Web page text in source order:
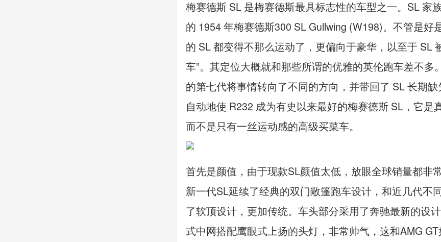
梅赛德斯 SL 是梅赛德斯最具标志性的车型之一。SL 家
的 1954 年梅赛德斯300 SL Gullwing (W198)。不管是好
的 SL 都变得不那么运动了，更偏向于豪华，以至于 SL
车”。其定位大概就和那些所谓的优雅的英伦跑车差不多
的第七代将事情转向了不同的方向，并带回了 SL 长期
自动地使 R232 成为有史以来最好的梅赛德斯 SL，它是
而不是只有一丝运动感的高级买菜车。
首先是颜值，由于现款SL颜值太低，放眼全球销量都非
新一代SL延续了经典的双门敞篷跑车设计，和近几代不
了软顶设计，更加传统。车头部分采用了奔驰最新的设
式中网搭配鹰眼式上扬的头灯，非常帅气，这和AMG GT